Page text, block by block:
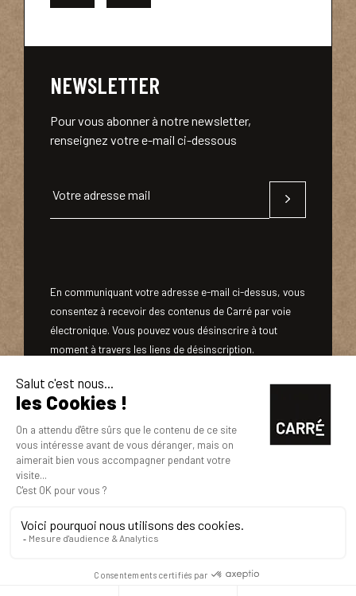
NEWSLETTER
Pour vous abonner à notre newsletter,
renseignez votre e-mail ci-dessous
Votre adresse mail
En communiquant votre adresse e-mail ci-dessus, vous
consentez à recevoir des contenus de Carré par voie
électronique. Vous pouvez vous désinscrire à tout
moment à travers les liens de désinscription.
NOUS REJOINDRE